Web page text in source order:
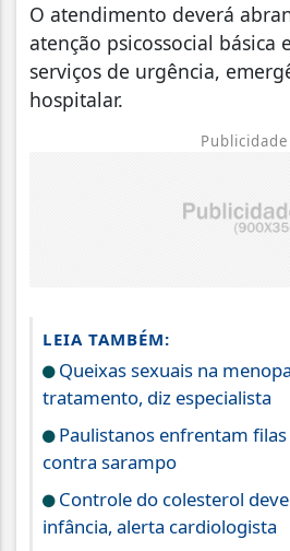
O atendimento deverá
atenção psicossocial básica
serviços de urgência,
hospitalar.
Publicidade
LEIA TAMBÉM:
Queixas sexuais na
tratamento, diz especialista
Paulistanos enfrentam
contra sarampo
Controle do colesterol
infância, alerta cardiologista